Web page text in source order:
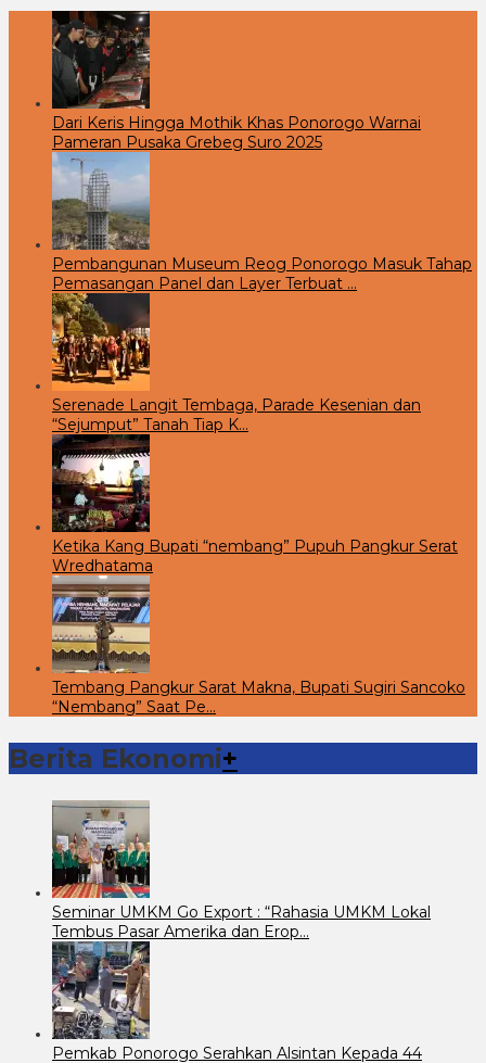
Dari Keris Hingga Mothik Khas Ponorogo Warnai
Pameran Pusaka Grebeg Suro 2025
Pembangunan Museum Reog Ponorogo Masuk Tahap
Pemasangan Panel dan Layer Terbuat …
Serenade Langit Tembaga, Parade Kesenian dan
“Sejumput” Tanah Tiap K…
Ketika Kang Bupati “nembang” Pupuh Pangkur Serat
Wredhatama
Tembang Pangkur Sarat Makna, Bupati Sugiri Sancoko
“Nembang” Saat Pe…
Berita Ekonomi+
Seminar UMKM Go Export : “Rahasia UMKM Lokal
Tembus Pasar Amerika dan Erop…
Pemkab Ponorogo Serahkan Alsintan Kepada 44